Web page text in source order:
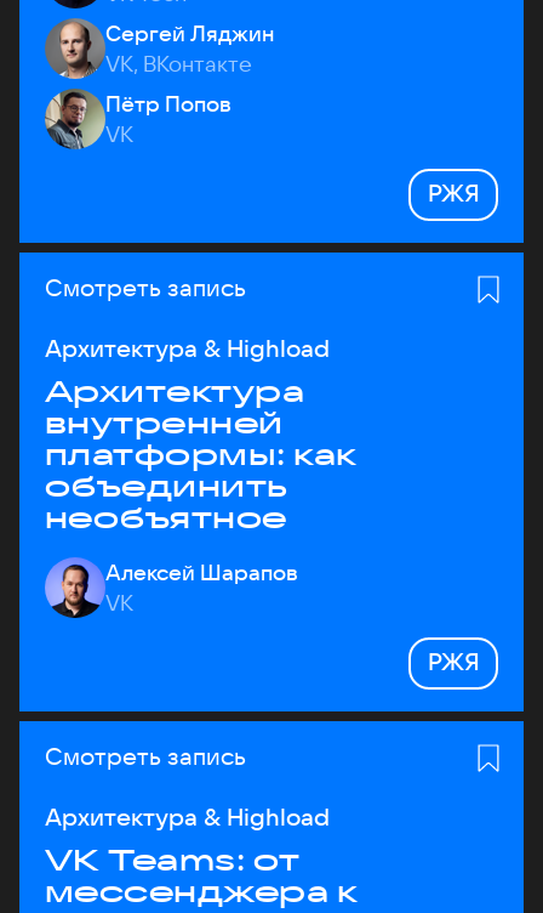
Сергей Ляджин
VK, ВКонтакте
Пётр Попов
VK
РЖЯ
Смотреть запись
Архитектура & Highload
Архитектура
внутренней
платформы: как
объединить
необъятное
Алексей Шарапов
VK
РЖЯ
Смотреть запись
Архитектура & Highload
VK Teams: от
мессенджера к